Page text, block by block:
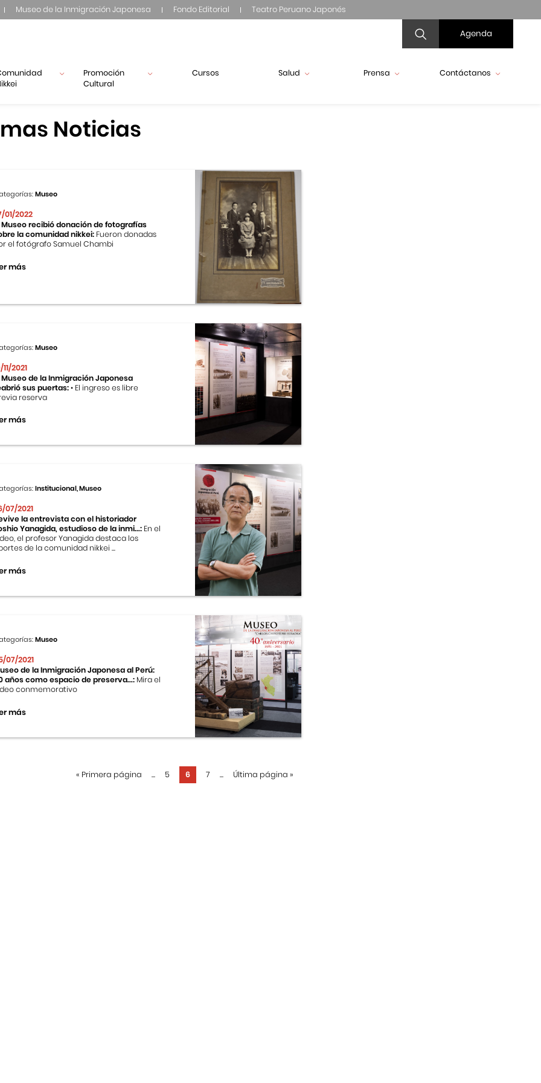
Museo de la Inmigración Japonesa Fondo Editorial Teatro Peruano Japonés
Agenda
Promoción
Cultural
Cursos Salud Prensa Contáctanos
Noticias
Museo
01/2022
Museo recibió donación de fotografías
la comunidad nikkei: Fueron donadas
el fotógrafo Samuel Chambi
más
Museo
11/2021
Museo de la Inmigración Japonesa
sus puertas:• El ingreso es libre
reserva
más
Institucional, Museo
07/2021
la entrevista con el historiador
Yanagida, estudioso de la inmi...: En el
el profesor Yanagida destaca los
de la comunidad nikkei ...
más
Museo
07/2021
de la Inmigración Japonesa al Perú:
años como espacio de preserva...: Mira el
conmemorativo
más
« Primera página ... 5 6 7 ... Última página »